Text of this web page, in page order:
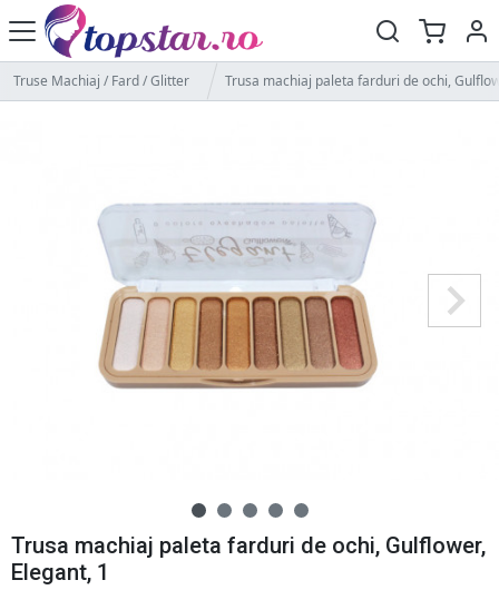
Truse Machiaj / Fard / Glitter Trusa machiaj paleta farduri de ochi,
Trusa machiaj paleta farduri de ochi, Gulflower,
Elegant, 1